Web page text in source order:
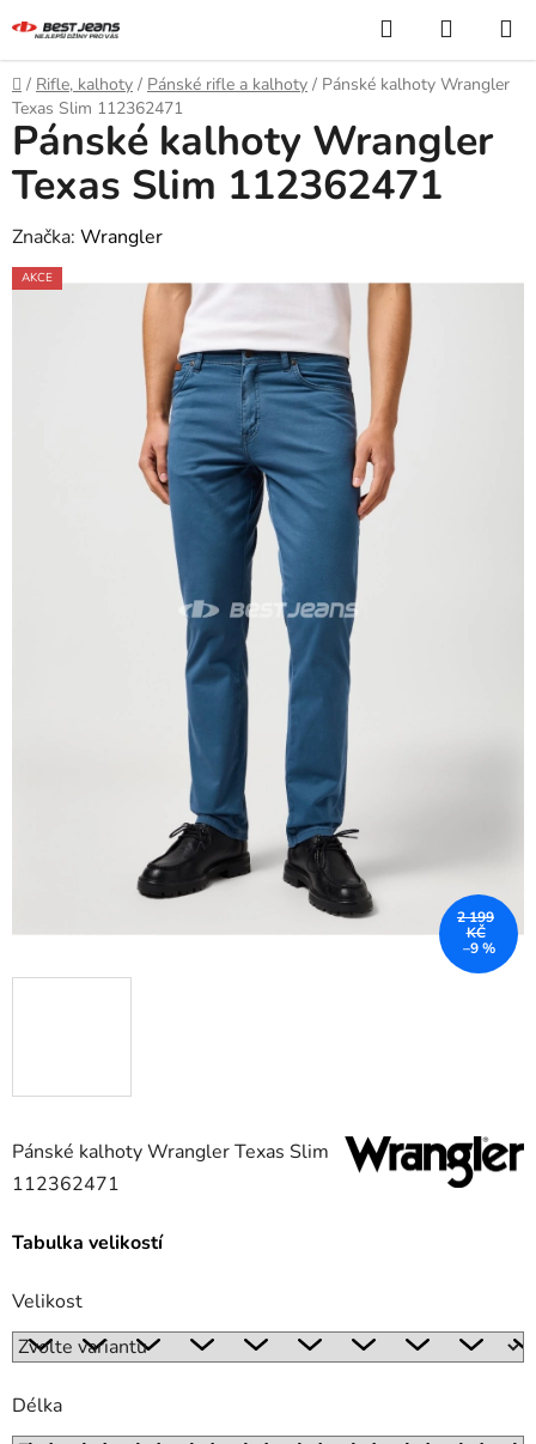
na
obsah
Hledat
KOŠÍK
Domů
/ Rifle, kalhoty / Pánské rifle a kalhoty / Pánské kalhoty Wrangler
Texas Slim 112362471
Pánské kalhoty Wrangler Texas Slim
112362471
Tabulka velikostí
Velikost
Délka
Pánské kalhoty Wrangler
Texas Slim 112362471
Značka: Wrangler
AKCE
2 199
KČ
–9 %